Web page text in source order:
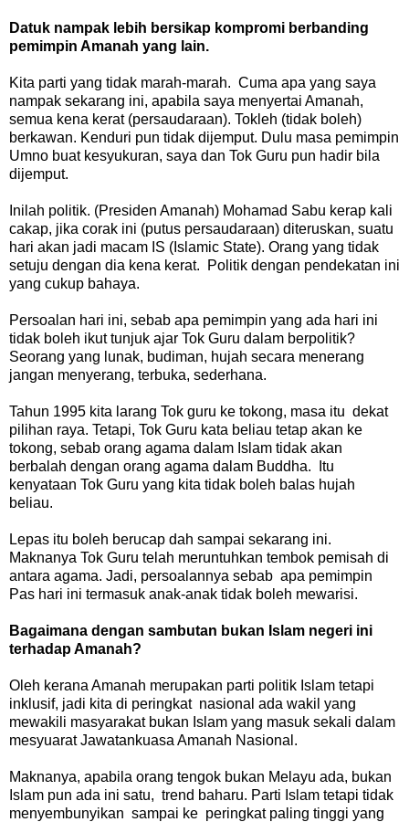
Datuk nampak lebih bersikap kompromi berbanding
pemimpin Amanah yang lain.
Kita parti yang tidak marah-marah. Cuma apa yang saya
nampak sekarang ini, apabila saya menyertai Amanah,
semua kena kerat (persaudaraan). Tokleh (tidak boleh)
berkawan. Kenduri pun tidak dijemput. Dulu masa pemimpin
Umno buat kesyukuran, saya dan Tok Guru pun hadir bila
dijemput.
Inilah politik. (Presiden Amanah) Mohamad Sabu kerap kali
cakap, jika corak ini (putus persaudaraan) diteruskan, suatu
hari akan jadi macam IS (Islamic State). Orang yang tidak
setuju dengan dia kena kerat. Politik dengan pendekatan ini
yang cukup bahaya.
Persoalan hari ini, sebab apa pemimpin yang ada hari ini
tidak boleh ikut tunjuk ajar Tok Guru dalam berpolitik?
Seorang yang lunak, budiman, hujah secara menerang
jangan menyerang, terbuka, sederhana.
Tahun 1995 kita larang Tok guru ke tokong, masa itu dekat
pilihan raya. Tetapi, Tok Guru kata beliau tetap akan ke
tokong, sebab orang agama dalam Islam tidak akan
berbalah dengan orang agama dalam Buddha. Itu
kenyataan Tok Guru yang kita tidak boleh balas hujah
beliau.
Lepas itu boleh berucap dah sampai sekarang ini.
Maknanya Tok Guru telah meruntuhkan tembok pemisah di
antara agama. Jadi, persoalannya sebab apa pemimpin
Pas hari ini termasuk anak-anak tidak boleh mewarisi.
Bagaimana dengan sambutan bukan Islam negeri ini
terhadap Amanah?
Oleh kerana Amanah merupakan parti politik Islam tetapi
inklusif, jadi kita di peringkat nasional ada wakil yang
mewakili masyarakat bukan Islam yang masuk sekali dalam
mesyuarat Jawatankuasa Amanah Nasional.
Maknanya, apabila orang tengok bukan Melayu ada, bukan
Islam pun ada ini satu, trend baharu. Parti Islam tetapi tidak
menyembunyikan sampai ke peringkat paling tinggi yang